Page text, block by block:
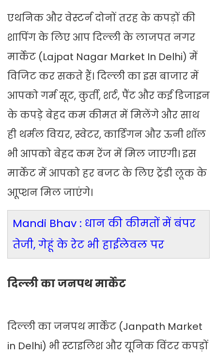
एथनिक और वेस्टर्न दोनों तरह के कपड़ों की
शापिंग के लिए आप दिल्ली के लाजपत नगर
मार्केट (Lajpat Nagar Market In Delhi) में
विजिट कर सकते हैं। दिल्ली का इस बाजार में
आपको गर्म सूट, कुर्ती, शर्ट, पैंट और कई डिजाइन
के कपड़े बेहद कम कीमत में मिलेंगे और साथ
ही थर्मल वियर, स्वेटर, कार्डिगन और ऊनी शॉल
भी आपको बेहद कम रेंज में मिल जाएगी। इस
मार्केट में आपको हर बजट के लिए ट्रेंडी लूक के
आूप्शन मिल जाएंगे।
Mandi Bhav : धान की कीमतों में बंपर
तेजी, गेहूं के रेट भी हाईलेवल पर
दिल्ली का जनपथ मार्केट
दिल्ली का जनपथ मार्केट (Janpath Market
in Delhi) भी स्टाइलिश और यूनिक विंटर कपड़ों